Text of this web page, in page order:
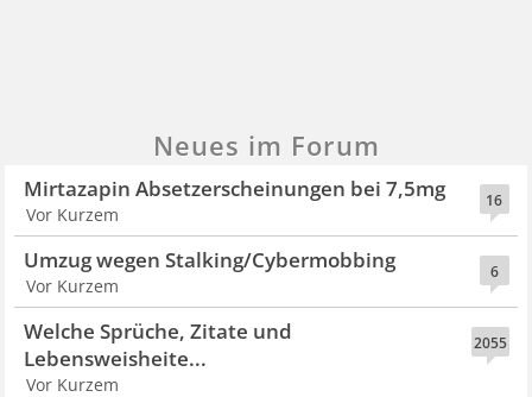
Neues im Forum
16
Mirtazapin Absetzerscheinungen bei 7,5mg
Vor Kurzem
6
Umzug wegen Stalking/Cybermobbing
Vor Kurzem
2055
Welche Sprüche, Zitate und
Lebensweisheite...
Vor Kurzem